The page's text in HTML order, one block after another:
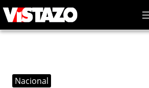
Nacional